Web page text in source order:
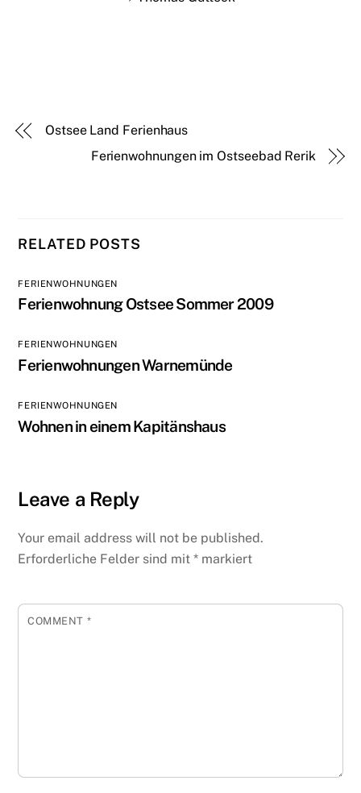
Ostsee Land Ferienhaus
Ferienwohnungen im Ostseebad Rerik
RELATED POSTS
FERIENWOHNUNGEN
Ferienwohnung Ostsee Sommer 2009
FERIENWOHNUNGEN
Ferienwohnungen Warnemünde
FERIENWOHNUNGEN
Wohnen in einem Kapitänshaus
Leave a Reply
Your email address will not be published.
Erforderliche Felder sind mit* markiert
COMMENT *